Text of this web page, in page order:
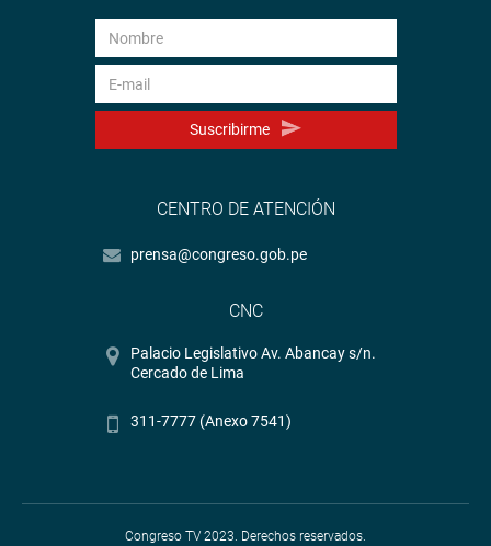
Suscribirme
CENTRO DE ATENCIÓN
prensa@congreso.gob.pe
CNC
Palacio Legislativo Av. Abancay s/n.
Cercado de Lima
311-7777 (Anexo 7541)
Congreso TV 2023. Derechos reservados.